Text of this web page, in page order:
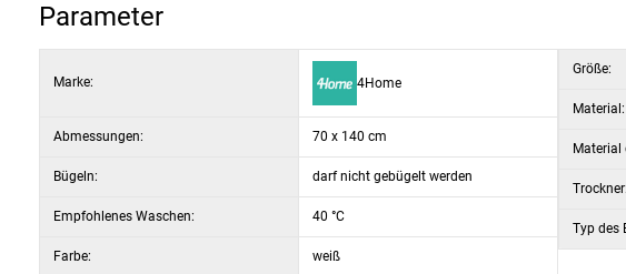
Die Ecken des Schoners sind mit
auf seinem Platz. Für den normalen Gebrauch empfehlen wir das Waschen bei 40 °C.
Der Matratzenschoner ist für Matratzen mit einer maximalen Höhe von 30 cm
gebügelt werden.
Material der Unterseite: 100% Polyurethan
Parameter
Marke: 4Home
Abmessungen: 70 x 140 cm
Bügeln: darf nicht gebügelt werden
Empfohlenes Waschen: 40 °C
Farbe: weiß
Größe:
Material:
Material
Trockner:
Typ des